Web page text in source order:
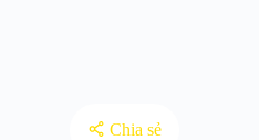
Chia sẻ